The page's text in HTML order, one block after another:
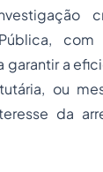
Pública,
garantir a
ou
da